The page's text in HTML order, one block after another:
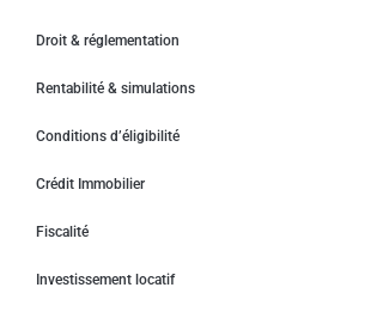
Droit & réglementation
Rentabilité & simulations
Conditions d’éligibilité
Crédit Immobilier
Fiscalité
Investissement locatif